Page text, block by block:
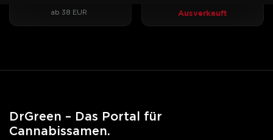
ab 38 EUR Ausverkauft
DrGreen – Das Portal für
Cannabissamen.